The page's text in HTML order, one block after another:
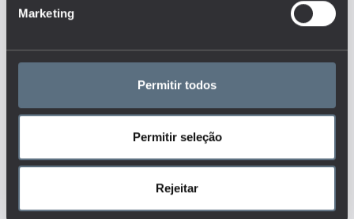
Marketing
Permitir todos
Permitir seleção
Rejeitar
Tags
ENSINO SECUNDÁRIO ENSINO SUPERIOR
o site a partir de um desktop.